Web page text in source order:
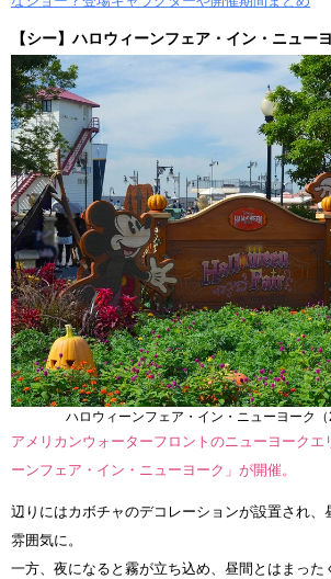
【シー】ハロウィーンフェア・イン・ニュー
ハロウィーンフェア・イン・ニューヨーク（
アメリカンウォーターフロントのニューヨークエ
ーンフェア・イン・ニューヨーク」が開催。
辺りにはカボチャのデコレーションが設置され、
雰囲気に。
一方、夜になると霧が立ち込め、昼間とはまった